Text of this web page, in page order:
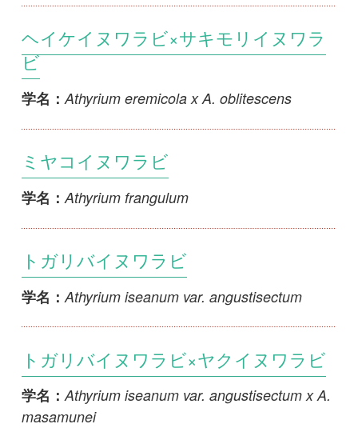
トガリバハツキイヌワラビ
学名：
otophorum
学名：
Athyrium iseanum var. angustisectum x A.
tashiroi
1 2 3
... >>